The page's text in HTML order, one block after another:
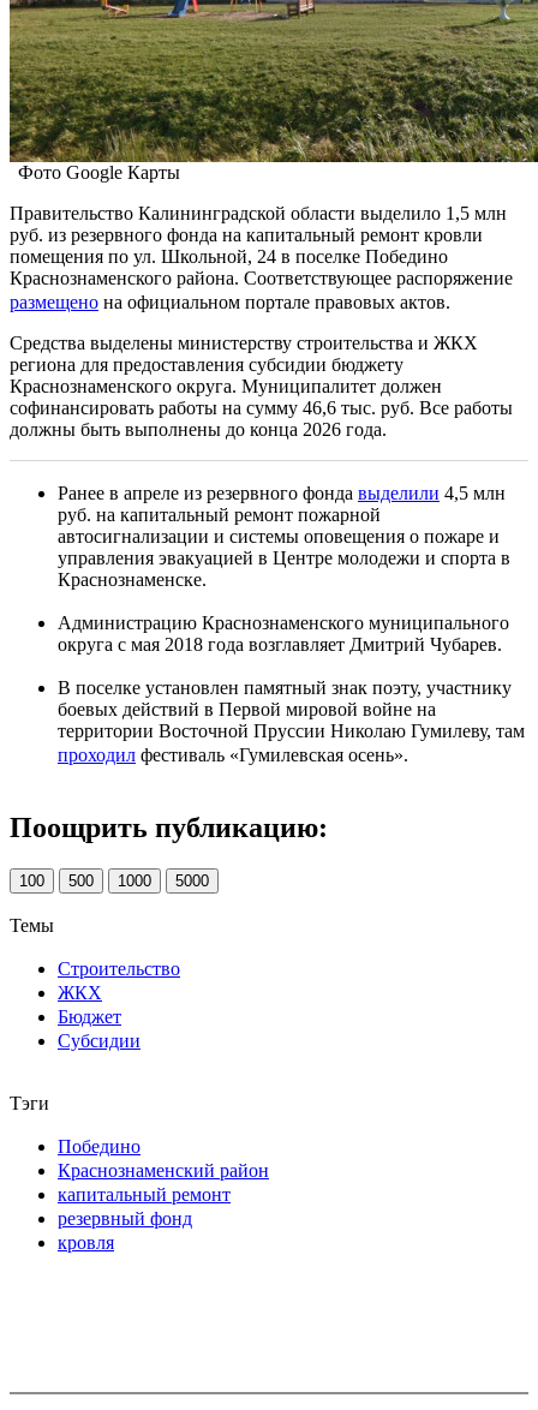
Фото Google Карты
Правительство Калининградской области выделило 1,5 млн
руб. из резервного фонда на капитальный ремонт кровли
помещения по ул. Школьной, 24 в поселке Победино
Краснознаменского района. Соответствующее распоряжение
размещено на официальном портале правовых актов.
Средства выделены министерству строительства и ЖКХ
региона для предоставления субсидии бюджету
Краснознаменского округа. Муниципалитет должен
софинансировать работы на сумму 46,6 тыс. руб. Все работы
должны быть выполнены до конца 2026 года.
Ранее в апреле из резервного фонда выделили 4,5 млн
руб. на капитальный ремонт пожарной
автосигнализации и системы оповещения о пожаре и
управления эвакуацией в Центре молодежи и спорта в
Краснознаменске.
Администрацию Краснознаменского муниципального
округа с мая 2018 года возглавляет Дмитрий Чубарев.
В поселке установлен памятный знак поэту, участнику
боевых действий в Первой мировой войне на
территории Восточной Пруссии Николаю Гумилеву, там
проходил фестиваль «Гумилевская осень».
Поощрить публикацию:
100 500 1000 5000
Темы
Строительство
ЖКХ
Бюджет
Субсидии
Тэги
Победино
Краснознаменский район
капитальный ремонт
резервный фонд
кровля